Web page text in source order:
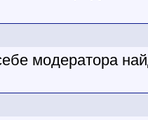
модератора